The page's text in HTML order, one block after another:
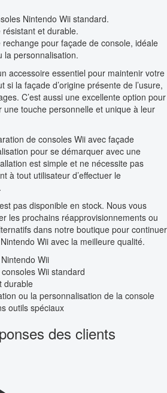
Nintendo Wii standard.
résistant et durable.
rechange pour façade de console, idéale
la personnalisation.
accessoire essentiel pour maintenir votre
si la façade d’origine présente de l’usure,
C’est aussi une excellente option pour
touche personnelle et unique à leur
de consoles Wii avec façade
pour se démarquer avec une
est simple et ne nécessite pas
à tout utilisateur d’effectuer le
pas disponible en stock. Nous vous
les prochains réapprovisionnements ou
dans notre boutique pour continuer
Wii avec la meilleure qualité.
Wii
Wii standard
durable
ou la personnalisation de la console
outils spéciaux
des clients